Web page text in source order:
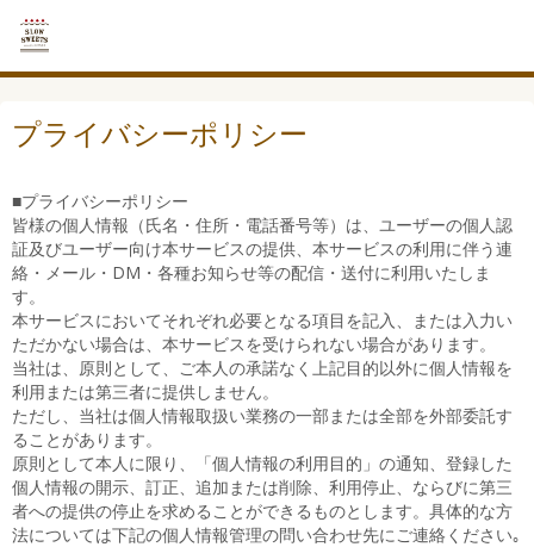
プライバシーポリシー
■プライバシーポリシー
皆様の個人情報（氏名・住所・電話番号等）は、ユーザーの個人認
証及びユーザー向け本サービスの提供、本サービスの利用に伴う連
絡・メール・DM・各種お知らせ等の配信・送付に利用いたしま
す。
本サービスにおいてそれぞれ必要となる項目を記入、または入力い
ただかない場合は、本サービスを受けられない場合があります。
当社は、原則として、ご本人の承諾なく上記目的以外に個人情報を
利用または第三者に提供しません。
ただし、当社は個人情報取扱い業務の一部または全部を外部委託す
ることがあります。
原則として本人に限り、「個人情報の利用目的」の通知、登録した
個人情報の開示、訂正、追加または削除、利用停止、ならびに第三
者への提供の停止を求めることができるものとします。具体的な方
法については下記の個人情報管理の問い合わせ先にご連絡ください｡